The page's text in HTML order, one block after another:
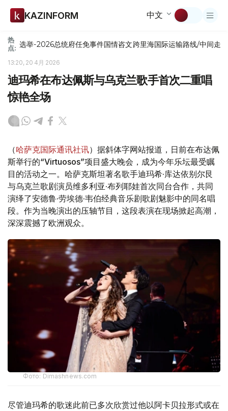
KAZINFORM 中文
热
点: 选举-2026总统府任免事件国情咨文跨里海国际运输路线/中间走廊
13:20, 20 4月 2026
迪玛希在布达佩斯与乌克兰歌手首次二重唱
惊艳全场
（哈萨克国际通讯社讯）据斜体字网站报道，日前在布达佩
斯举行的“Virtuosos”项目盛大晚会，成为今年乐坛最受瞩
目的活动之一。哈萨克斯坦著名歌手迪玛希·库达依别尔艮
与乌克兰歌剧演员维多利亚·布列耶娃首次同台合作，共同
演绎了安德鲁·劳埃德·韦伯经典音乐剧歌剧魅影中的同名唱
段。作为当晚演出的压轴节目，这段表演在现场掀起高潮，
深深震撼了欧洲观众。
Фото: Dimashnews.com
尽管迪玛希的歌迷此前已多次欣赏过他以阿卡贝拉形式或在